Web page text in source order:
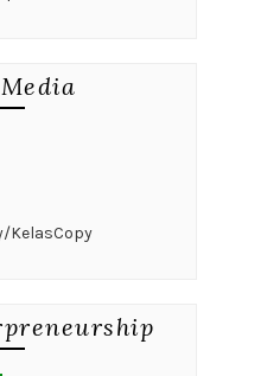
KelasCopy